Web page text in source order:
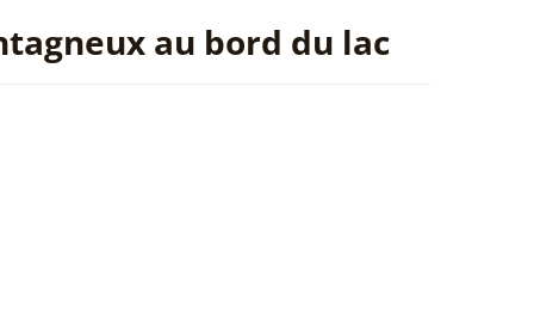
au bord du lac